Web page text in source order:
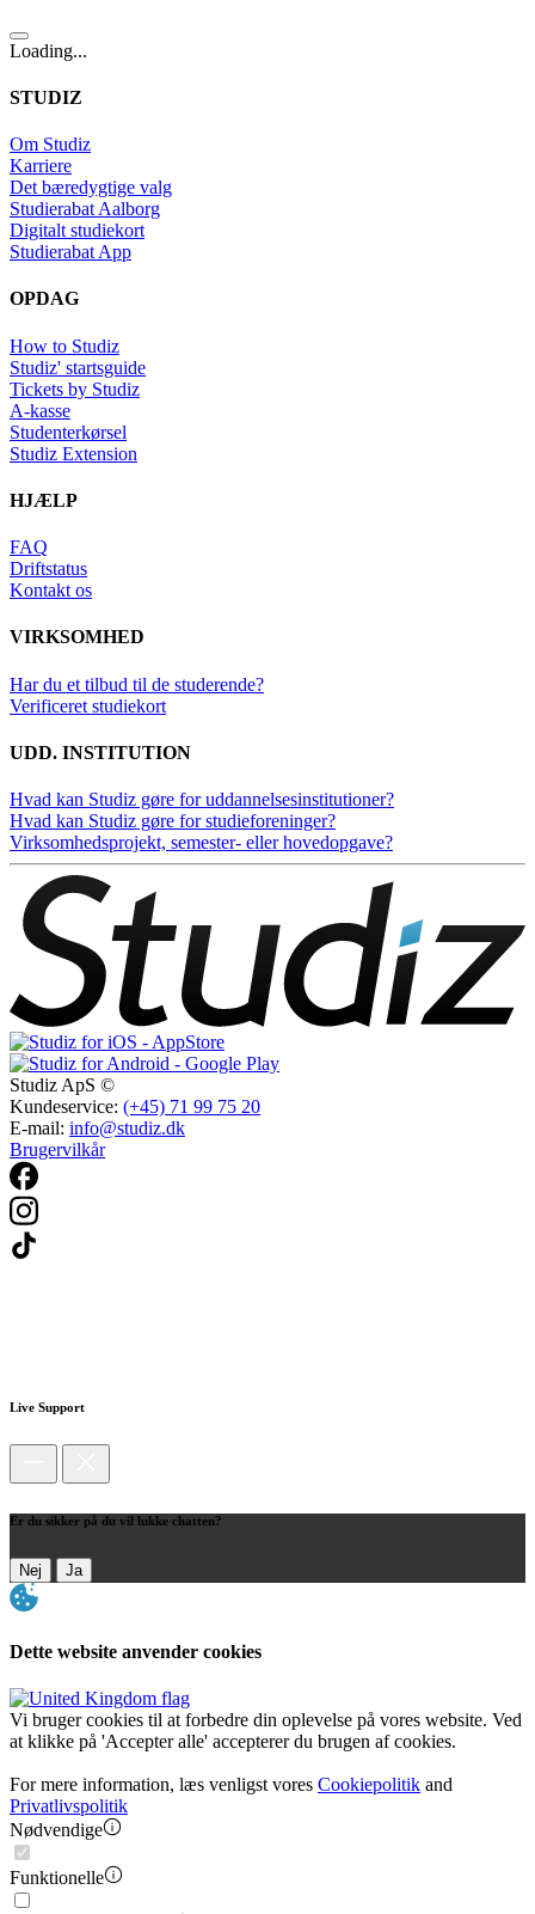
Loading...
STUDIZ
Om Studiz
Karriere
Det bæredygtige valg
Studierabat Aalborg
Digitalt studiekort
Studierabat App
OPDAG
How to Studiz
Studiz' startsguide
Tickets by Studiz
A-kasse
Studenterkørsel
Studiz Extension
HJÆLP
FAQ
Driftstatus
Kontakt os
VIRKSOMHED
Har du et tilbud til de studerende?
Verificeret studiekort
UDD. INSTITUTION
Hvad kan Studiz gøre for uddannelsesinstitutioner?
Hvad kan Studiz gøre for studieforeninger?
Virksomhedsprojekt, semester- eller hovedopgave?
Studiz ApS ©
Kundeservice: (+45) 71 99 75 20
E-mail: info@studiz.dk
Brugervilkår
Live Support
Er du sikker på du vil lukke chatten?
Nej Ja
Dette website anvender cookies
Vi bruger cookies til at forbedre din oplevelse på vores website. Ved
at klikke på 'Accepter alle' accepterer du brugen af cookies.
For mere information, læs venligst vores Cookiepolitik and
Privatlivspolitik
Nødvendige
Funktionelle